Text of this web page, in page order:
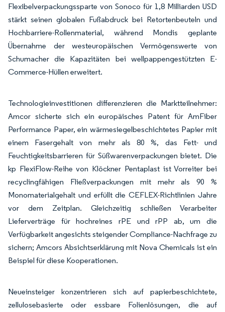
Flexibelverpackungssparte von Sonoco für 1,8 Milliarden USD
stärkt seinen globalen Fußabdruck bei Retortenbeuteln und
Hochbarriere-Rollenmaterial, während Mondis geplante
Übernahme der westeuropäischen Vermögenswerte von
Schumacher die Kapazitäten bei wellpappengestützten E-
Commerce-Hüllen erweitert.
Technologieinvestitionen differenzieren die Marktteilnehmer:
Amcor sicherte sich ein europäisches Patent für AmFiber
Performance Paper, ein wärmesiegelbeschichtetes Papier mit
einem Fasergehalt von mehr als 80 %, das Fett- und
Feuchtigkeitsbarrieren für Süßwarenverpackungen bietet. Die
kp FlexiFlow-Reihe von Klöckner Pentaplast ist Vorreiter bei
recyclingfähigen Fließverpackungen mit mehr als 90 %
Monomaterialgehalt und erfüllt die CEFLEX-Richtlinien Jahre
vor dem Zeitplan. Gleichzeitig schließen Verarbeiter
Lieferverträge für hochreines rPE und rPP ab, um die
Verfügbarkeit angesichts steigender Compliance-Nachfrage zu
sichern; Amcors Absichtserklärung mit Nova Chemicals ist ein
Beispiel für diese Kooperationen.
Neueinsteiger konzentrieren sich auf papierbeschichtete,
zellulosebasierte oder essbare Folienlösungen, die auf